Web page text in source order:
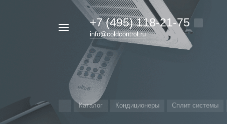
+7 (495) 118-21-75
info@coldcontrol.ru
Каталог Кондиционеры Сплит системы